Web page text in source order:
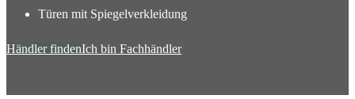
Türen mit Spiegelverkleidung
Händler findenIch bin Fachhändler